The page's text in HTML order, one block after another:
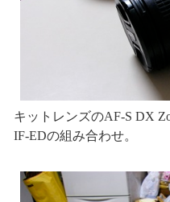
キットレンズのAF-S DX
IF-EDの組み合わせ。